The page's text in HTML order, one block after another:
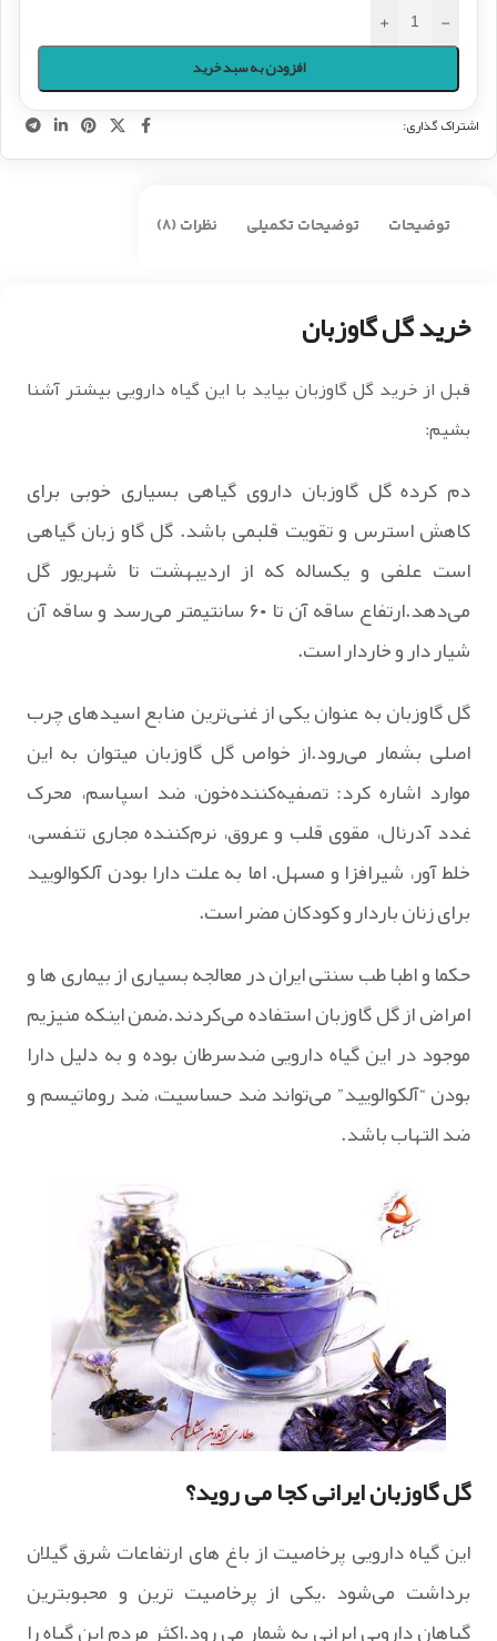
-
+
افزودن به سبد خرید
اشتراک گذاری:
توضیحات توضیحات تکمیلی نظرات (8)
خرید گل گاوزبان
قبل از خرید گل گاوزبان بیاید با این گیاه دارویی بیشتر آشنا
بشیم:
دم کرده گل گاوزبان داروی گیاهی بسیاری خوبی برای
کاهش استرس و تقویت قلبمی باشد. گل گاو زبان گیاهی
است علفی و یکساله که از اردیبهشت تا شهریور گل
می‌دهد.ارتفاع ساقه آن تا ۶۰ سانتیمتر می‌رسد و ساقه آن
شیار دار و خاردار است.
گل گاوزبان به عنوان یکی از غنی‌ترین منابع اسیدهای چرب
اصلی بشمار می‌رود.از خواص گل ‌گاوزبان میتوان به این
موارد اشاره کرد: تصفیه‌کننده‌خون، ضد اسپاسم، محرک
غدد آدرنال، مقوی قلب و عروق، نرم‌کننده مجاری تنفسی،
خلط ‌آور، شیرافزا و مسهل. اما به علت دارا بودن آلکوالویید
برای زنان باردار و کودکان مضر است.
حکما و اطبا طب سنتی ایران در معالجه بسیاری از بیماری ها و
امراض از گل گاوزبان استفاده می‌کردند.ضمن اینکه منیزیم
موجود در این گیاه دارویی ضدسرطان بوده و به دلیل دارا
بودن “آلکوالویید” می‌تواند ضد حساسیت، ضد ‌روماتیسم و
ضد التهاب باشد.
گل گاوزبان ایرانی کجا می روید؟
این گیاه دارویی پرخاصیت از باغ های ارتفاعات شرق گیلان
برداشت می‌شود .یکی از پرخاصیت ترین و محبوبترین
گیاهان دارویی ایرانی به شمار می رود.اکثر مردم این گیاه را